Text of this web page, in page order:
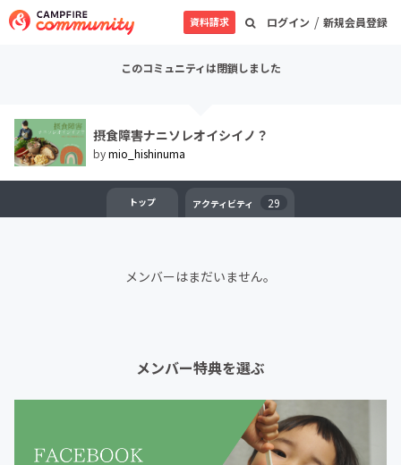
ログイン / 新規会員登録
資料請求
このコミュニティは閉鎖しました
摂食障害ナニソレオイシイノ？
bymio_hishinuma
トップ アクティビティ 29
メンバーはまだいません。
メンバー特典を選ぶ